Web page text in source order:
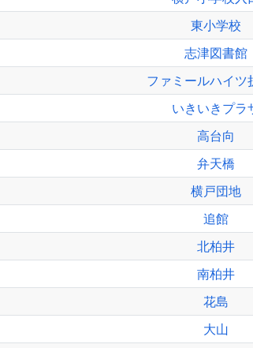
東小学校
志津図書館
ファミールハイツ
いきいきプラ
高台向
弁天橋
横戸団地
追館
北柏井
南柏井
花島
大山